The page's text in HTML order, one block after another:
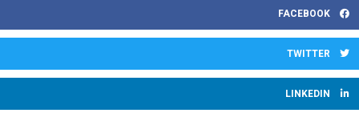
FACEBOOK
TWITTER
LINKEDIN